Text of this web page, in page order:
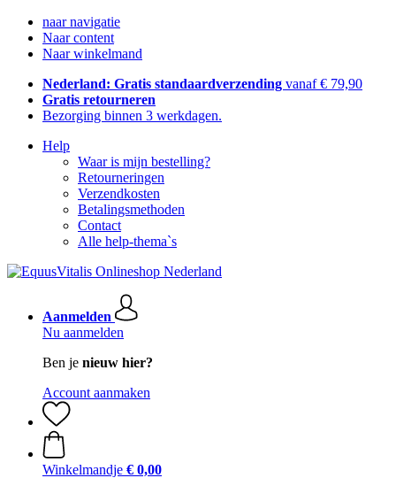
naar navigatie
Naar content
Naar winkelmand
Nederland: Gratis standaardverzending vanaf € 79,90
Gratis retourneren
Bezorging binnen 3 werkdagen.
Help
Waar is mijn bestelling?
Retourneringen
Verzendkosten
Betalingsmethoden
Contact
Alle help-thema`s
Aanmelden
Nu aanmelden
Ben je nieuw hier?
Account aanmaken
Winkelmandje € 0,00